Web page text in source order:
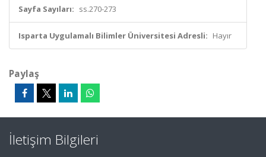
Sayfa Sayıları: ss.270-273
Isparta Uygulamalı Bilimler Üniversitesi Adresli: Hayır
Paylaş
İletişim Bilgileri